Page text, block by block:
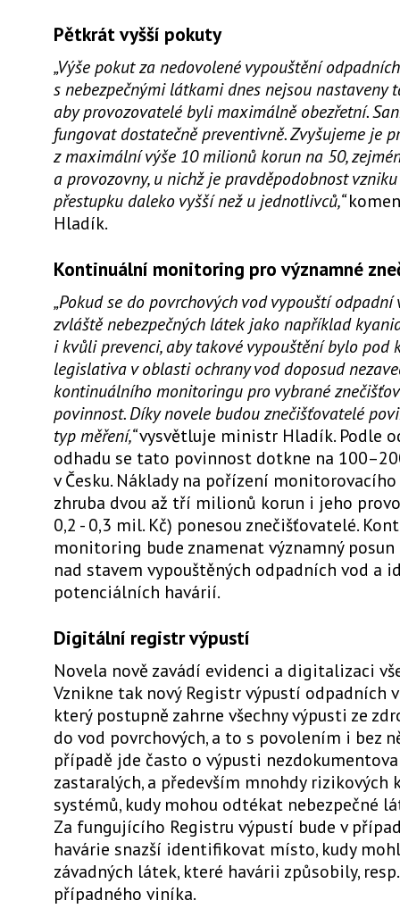
Pětkrát vyšší pokuty
„Výše pokut za nedovolené vypouštění
s nebezpečnými látkami dnes nejsou nastaveny
aby provozovatelé byli maximálně obezřetní.
fungovat dostatečně preventivně. Zvyšujeme je
z maximální výše 10 milionů korun na 50,
a provozovny, u nichž je pravděpodobnost
přestupku daleko vyšší než u jednotlivců,“
Hladík.
Kontinuální monitoring pro významné
„Pokud se do povrchových vod vypouští odpadní
zvláště nebezpečných látek jako například
i kvůli prevenci, aby takové vypouštění bylo pod
legislativa v oblasti ochrany vod doposud
kontinuálního monitoringu pro vybrané
povinnost. Díky novele budou znečišťovatelé
typ měření,“vysvětluje ministr Hladík. Podle
odhadu se tato povinnost dotkne na
v Česku. Náklady na pořízení
zhruba dvou až tří milionů korun i jeho
0,2 - 0,3 mil. Kč) ponesou znečišťovatelé.
monitoring bude znamenat významný
nad stavem vypouštěných odpadních vod a
potenciálních havárií.
Digitální registr výpustí
Novela nově zavádí evidenci a digitalizaci
Vznikne tak nový Registr výpustí odpadních
který postupně zahrne všechny výpusti ze
do vod povrchových, a to s povolením i bez
případě jde často o výpusti
zastaralých, a především mnohdy rizikových
systémů, kudy mohou odtékat nebezpečné
Za fungujícího Registru výpustí bude v
havárie snazší identifikovat místo, kudy
závadných látek, které havárii způsobily,
případného viníka.